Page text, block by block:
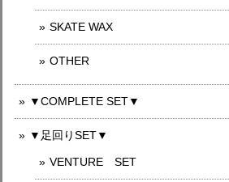
SKATE WAX
OTHER
▼COMPLETE SET▼
▼足回りSET▼
VENTURE SET